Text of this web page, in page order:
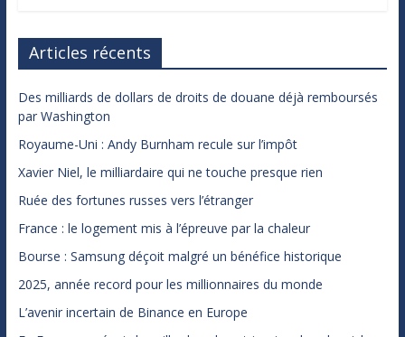
Articles récents
Des milliards de dollars de droits de douane déjà remboursés
par Washington
Royaume-Uni : Andy Burnham recule sur l’impôt
Xavier Niel, le milliardaire qui ne touche presque rien
Ruée des fortunes russes vers l’étranger
France : le logement mis à l’épreuve par la chaleur
Bourse : Samsung déçoit malgré un bénéfice historique
2025, année record pour les millionnaires du monde
L’avenir incertain de Binance en Europe